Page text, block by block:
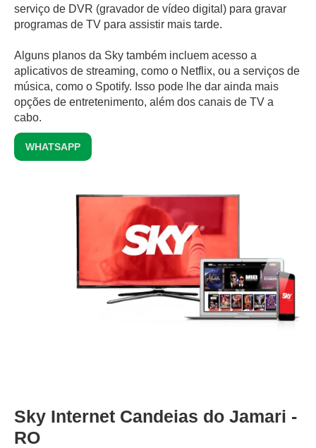
serviço de DVR (gravador de vídeo digital) para gravar
programas de TV para assistir mais tarde.
Alguns planos da Sky também incluem acesso a
aplicativos de streaming, como o Netflix, ou a serviços de
música, como o Spotify. Isso pode lhe dar ainda mais
opções de entretenimento, além dos canais de TV a
cabo.
WHATSAPP
Sky Internet Candeias do Jamari -
RO